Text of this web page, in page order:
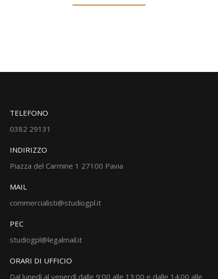
TELEFONO
0382 29131
INDIRIZZO
Piazza del Carmine 1 27100 Pavia
MAIL
commercialisti@studiogpl.it
PEC
studiogpl@legalmail.it
ORARI DI UFFICIO
Dal lunedì al venerdì dalle 9:00 alle 13:00 e dalle 14:00 alle